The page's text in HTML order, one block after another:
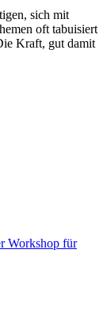
sich mit
oft tabuisiert
Kraft, gut damit
Workshop für